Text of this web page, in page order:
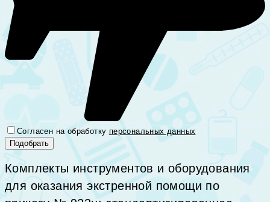
Согласен на обработку персональных данных
Комплекты инструментов и оборудования
для оказания экстренной помощи по